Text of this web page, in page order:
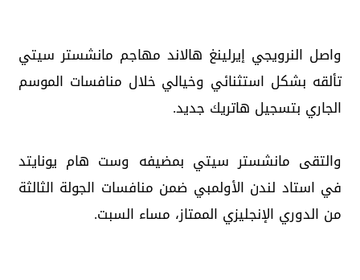
واصل النرويجي إيرلينغ هالاند مهاجم مانشستر سيتي
تألقه بشكل استثنائي وخيالي خلال منافسات الموسم
الجاري بتسجيل هاتريك جديد.
والتقى مانشستر سيتي بمضيفه وست هام يونايتد
في استاد لندن الأولمبي ضمن منافسات الجولة الثالثة
من الدوري الإنجليزي الممتاز، مساء السبت.